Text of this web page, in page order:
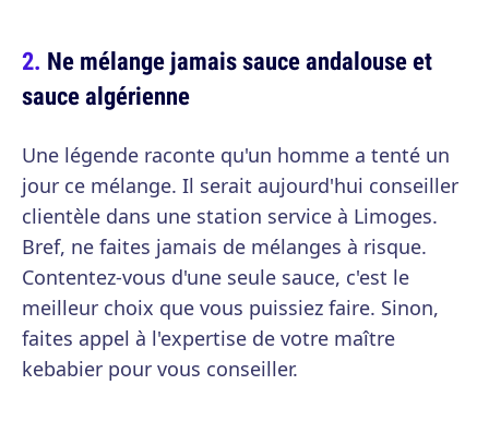
Ne mélange jamais sauce andalouse et
sauce algérienne
Une légende raconte qu'un homme a tenté un
jour ce mélange. Il serait aujourd'hui conseiller
clientèle dans une station service à Limoges.
Bref, ne faites jamais de mélanges à risque.
Contentez-vous d'une seule sauce, c'est le
meilleur choix que vous puissiez faire. Sinon,
faites appel à l'expertise de votre maître
kebabier pour vous conseiller.